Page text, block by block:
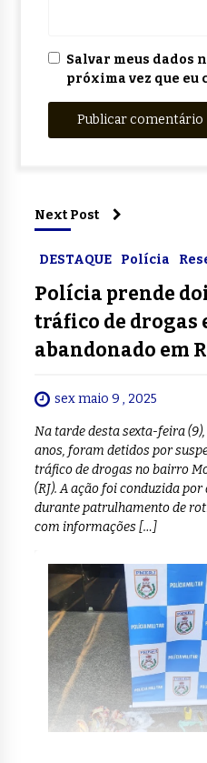
Salvar meus dados
próxima vez que eu
Next Post
DESTAQUE Polícia
Polícia prende
tráfico de drogas
abandonado em
sex maio 9 , 2025
Na tarde desta sexta-feira (9),
anos, foram detidos por
tráfico de drogas no bairro
(RJ). A ação foi conduzida
durante patrulhamento de
com informações […]